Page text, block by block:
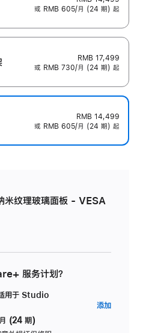
或 RMB 605/月 (24 期) 起
RMB 17,499
或 RMB 730/月 (24 期) 起
RMB 14,499
或 RMB 605/月 (24 期) 起
纹理玻璃面板 - VESA
服务计划？
用于 Studio
(24 期)
添加